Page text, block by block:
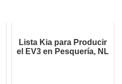
Lista Kia para Producir
el EV3 en Pesquería, NL